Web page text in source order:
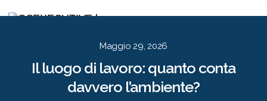
Maggio 29, 2026
Il luogo di lavoro: quanto conta
davvero l’ambiente?